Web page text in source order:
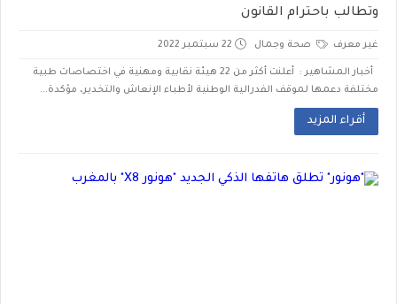
وتطالب باحترام القانون
غير معرف صحة وجمال 22 سبتمبر 2022
أخبار المشاهير : أعلنت أكثر من 22 هيئة نقابية ومهنية في اختصاصات طبية
مختلفة دعمها لموقف الفدرالية الوطنية لأطباء الإنعاش والتخدير، مؤكدة...
أقراء المزيد